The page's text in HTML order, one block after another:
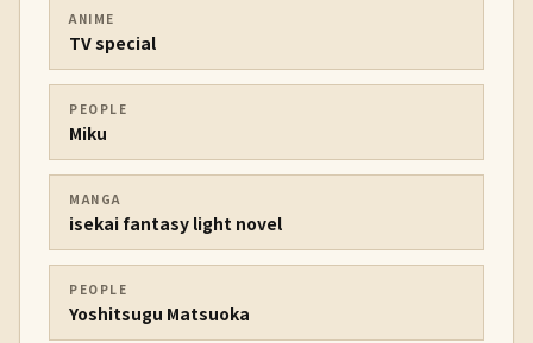
ANIME
TV special
PEOPLE
Miku
MANGA
isekai fantasy light novel
PEOPLE
Yoshitsugu Matsuoka